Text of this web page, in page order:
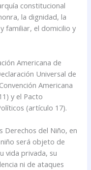
constitucional
la dignidad, la
familiar, el domicilio y
Americana de
Universal de
Americana
y el Pacto
(artículo 17).
Derechos del Niño, en
será objeto de
vida privada, su
ni de ataques